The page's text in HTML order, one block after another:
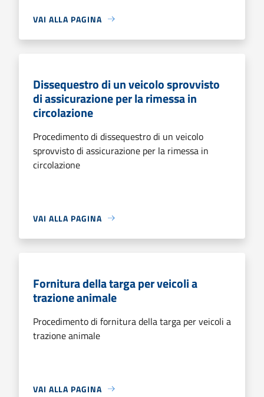
VAI ALLA PAGINA
Dissequestro di un veicolo sprovvisto
di assicurazione per la rimessa in
circolazione
Procedimento di dissequestro di un veicolo
sprovvisto di assicurazione per la rimessa in
circolazione
VAI ALLA PAGINA
Fornitura della targa per veicoli a
trazione animale
Procedimento di fornitura della targa per veicoli a
trazione animale
VAI ALLA PAGINA